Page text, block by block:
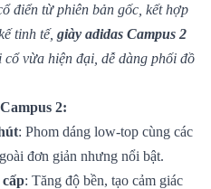
điển từ phiên bản gốc, kết hợp
tinh tế, giày adidas Campus 2
vừa hiện đại, dễ dàng phối đồ
2:
: Phom dáng low-top cùng các
đơn giản nhưng nổi bật.
: Tăng độ bền, tạo cảm giác